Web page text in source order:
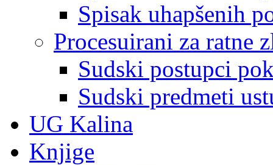
Spisak uhapšenih
Procesuirani za ratne
Sudski postupci
Sudski predmeti
UG Kalina
Knjige